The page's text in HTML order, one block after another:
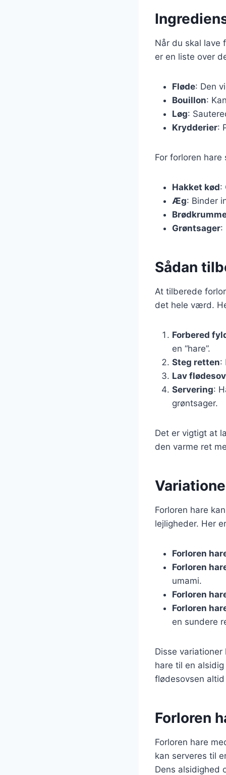
Når du skal lave
er en liste over
Fløde: Den
Bouillon:
Løg:
Krydderier:
For forloren
Hakket kød:
Æg: Binder
Grøntsager:
Sådan
At tilberede
det hele værd.
Forbered
en “hare”.
Steg retten:
Lav
Servering:
grøntsager.
Det er vigtigt at
den varme ret
Forloren hare
lejligheder. Her
Forloren
Forloren
umami.
Forloren
Forloren
en sundere
Disse
hare til en
flødesovsen
Forloren
Forloren hare
kan serveres til
Dens alsidighed